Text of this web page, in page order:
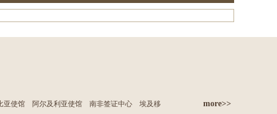
亚使馆 阿尔及利亚使馆 南非签证中心 埃及移 more>>